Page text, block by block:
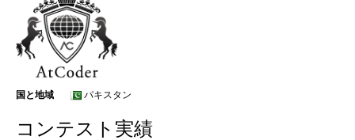
国と地域 パキスタン
コンテスト実績